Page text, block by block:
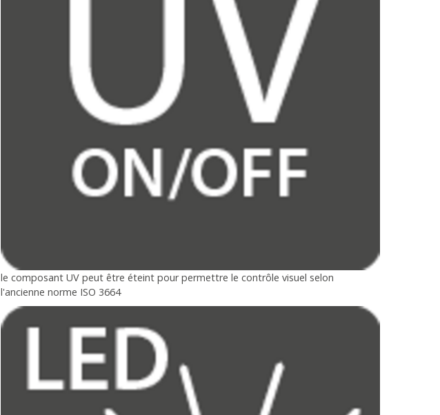
le composant UV peut être éteint pour permettre le contrôle visuel selon
l'ancienne norme ISO 3664